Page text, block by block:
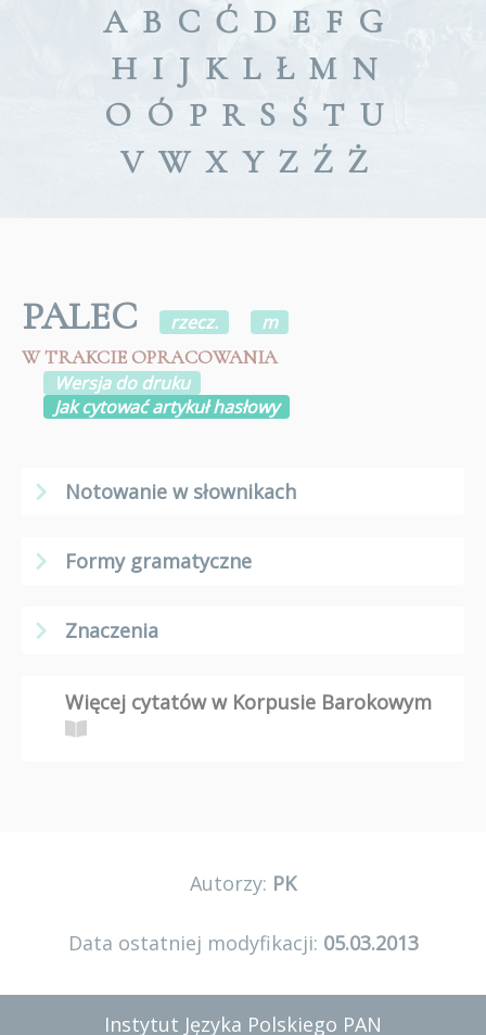
A B C Ć D E F G
H I J K L Ł M N
O Ó P R S Ś T U
V W X Y Z Ź Ż
PALEC rzecz.
m
W TRAKCIE OPRACOWANIA
Wersja do druku
Jak cytować artykuł hasłowy
Notowanie w słownikach
Formy gramatyczne
Znaczenia
Więcej cytatów w Korpusie Barokowym
Autorzy: PK
Data ostatniej modyfikacji: 05.03.2013
Instytut Języka Polskiego PAN